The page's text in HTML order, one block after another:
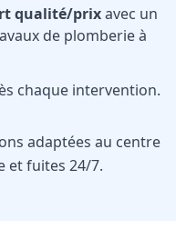
qualité/prixavec un
de plomberie à
chaque intervention.
adaptées au centre
et fuites 24/7.